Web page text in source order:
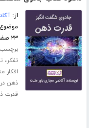
از:
۲۳ صفحه
تفکر،
افکار
ذهن
قدرت